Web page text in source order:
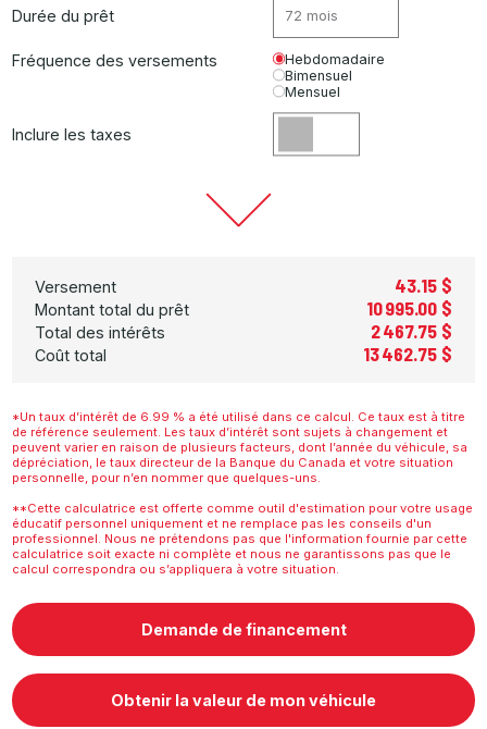
Durée du prêt
Fréquence des versements
Hebdomadaire
Bimensuel
Mensuel
Inclure les taxes
Versement 43.15 $
Montant total du prêt 10 995.00 $
Total des intérêts 2 467.75 $
Coût total 13 462.75 $
*Un taux d’intérêt de 6.99 % a été utilisé dans ce calcul. Ce taux est à titre
de référence seulement. Les taux d’intérêt sont sujets à changement et
peuvent varier en raison de plusieurs facteurs, dont l’année du véhicule, sa
dépréciation, le taux directeur de la Banque du Canada et votre situation
personnelle, pour n’en nommer que quelques-uns.
**Cette calculatrice est offerte comme outil d'estimation pour votre usage
éducatif personnel uniquement et ne remplace pas les conseils d'un
professionnel. Nous ne prétendons pas que l'information fournie par cette
calculatrice soit exacte ni complète et nous ne garantissons pas que le
calcul correspondra ou s’appliquera à votre situation.
Demande de financement
Obtenir la valeur de mon véhicule